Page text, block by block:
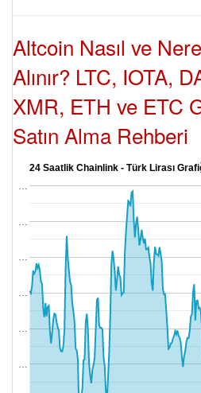
Altcoin Nasıl ve
Alınır? LTC, IOTA,
XMR, ETH ve ETC
Satın Alma Rehberi
24 Saatlik Chainlink - Türk Lirası
…
…
…
…